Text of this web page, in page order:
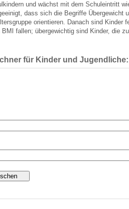
und wächst mit dem Schuleintritt
dass sich die Begriffe Übergewicht
orientieren. Danach sind Kinder
fallen; übergewichtig sind Kinder, die
für Kinder und Jugendliche: